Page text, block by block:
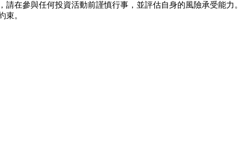
請在參與任何投資活動前謹慎行事，並評估自身的風險承受能力。
束。